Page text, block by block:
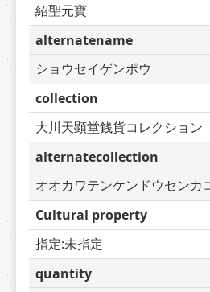
紹聖元寶
alternatename
ショウセイゲンポウ
collection
大川天顕堂銭貨コレクション
alternatecollection
オオカワテンケンドウセンカ
Cultural property
指定:未指定
quantity